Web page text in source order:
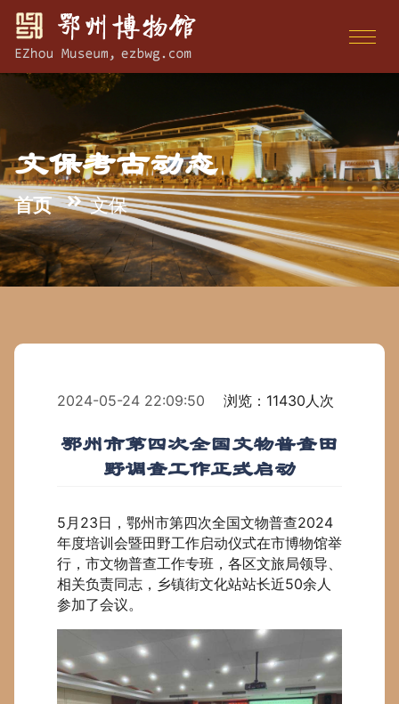
文保考古动态
首页 文保
2024-05-24 22:09:50 浏览：11430人次
鄂州市第四次全国文物普查田
野调查工作正式启动
5月23日，鄂州市第四次全国文物普查2024
年度培训会暨田野工作启动仪式在市博物馆举
行，市文物普查工作专班，各区文旅局领导、
相关负责同志，乡镇街文化站站长近50余人
参加了会议。